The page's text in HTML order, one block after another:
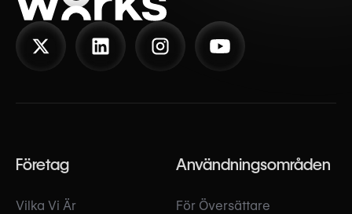
Företag
Vilka Vi Är
Användningsområden
För Översättare